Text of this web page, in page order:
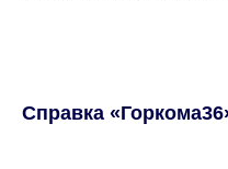
Справка